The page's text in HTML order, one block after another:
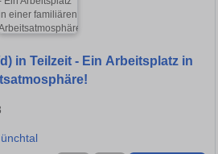
in Teilzeit - Ein Arbeitsplatz in